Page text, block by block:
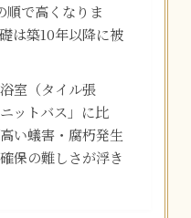
順で高くなりま
は築10年以降に被
室（タイル張
ットバス」に比
い蟻害・腐朽発生
保の難しさが浮き